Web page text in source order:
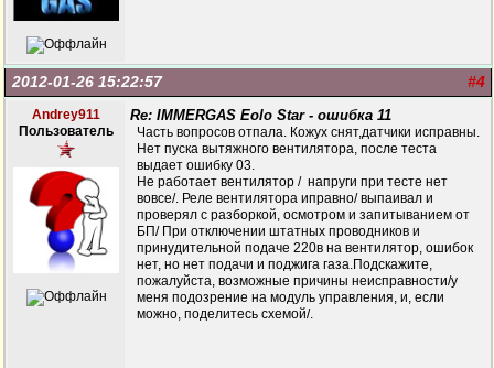
#4
2012-01-26 15:22:57
Andrey911
Пользователь
Re: IMMERGAS Eolo Star - ошибка 11
Часть вопросов отпала. Кожух снят,датчики исправны.
Нет пуска вытяжного вентилятора, после теста
выдает ошибку 03.
Не работает вентилятор / напруги при тесте нет
вовсе/. Реле вентилятора иправно/ выпаивал и
проверял с разборкой, осмотром и запитыванием от
БП/ При отключении штатных проводников и
принудительной подаче 220в на вентилятор, ошибок
нет, но нет подачи и поджига газа.Подскажите,
пожалуйста, возможные причины неисправности/у
меня подозрение на модуль управления, и, если
можно, поделитесь схемой/.